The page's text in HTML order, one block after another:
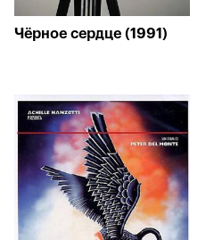
Чёрное сердце (1991)